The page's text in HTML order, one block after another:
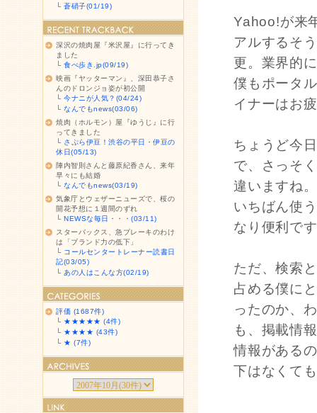
Yahoo!が来
アルするそ
更。業界的
僕もポータ
イナーはお
ちょうど今
で、さっそ
違いますね
いちばん使
なり便利で
ただ、検索
占める僕に
ったのか、
も、掲載情
情報がある
下はなくて
└蒼硝子(01/19)
深沢の焼肉屋『米沢屋』に行ってき
ました
└食べ歩き.jp(09/19)
映画『ヤッターマン』、深田恭子さ
んのドロンジョ姿が初公開
└今ナニが人気？(04/24)
└なんでもnews(03/06)
焼肉（ホルモン）屋『ゆうじ』に行
ってきました
└ さぷら伊豆！渋谷の平日・伊豆の
休日(05/13)
陣内智則さんと藤原紀香さん、来年
早々にも結婚
└なんでもnews(03/19)
気象庁とウェザーニューズで、桜の
開花予想に１週間のずれ
└NEWSな毎日・・・(03/11)
スターバックス、急ブレーキのわけ
は「ブランド力の低下」
└ コールセンタートレーナー読書日
記(03/05)
└ あの人はこんな方(02/19)
評価 (1687件)
└ ★★★★★ (4件)
└ ★★★★ (43件)
└ ★ (7件)